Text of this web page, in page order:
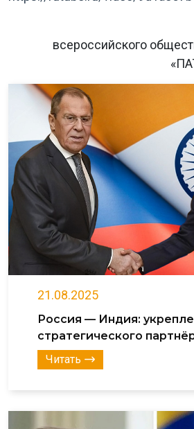
всероссийского
21.08.2025
Россия — Индия:
стратегического
Читать